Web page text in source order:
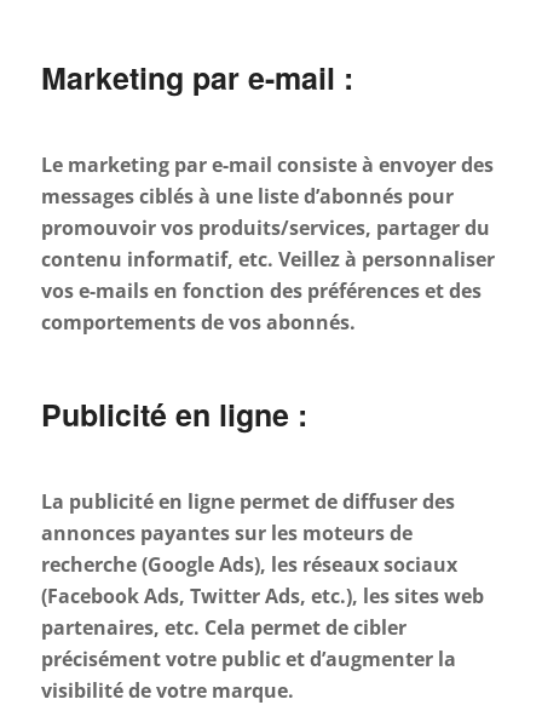
Marketing par e-mail :
Le marketing par e-mail consiste à envoyer des
messages ciblés à une liste d’abonnés pour
promouvoir vos produits/services, partager du
contenu informatif, etc. Veillez à personnaliser
vos e-mails en fonction des préférences et des
comportements de vos abonnés.
Publicité en ligne :
La publicité en ligne permet de diffuser des
annonces payantes sur les moteurs de
recherche (Google Ads), les réseaux sociaux
(Facebook Ads, Twitter Ads, etc.), les sites web
partenaires, etc. Cela permet de cibler
précisément votre public et d’augmenter la
visibilité de votre marque.